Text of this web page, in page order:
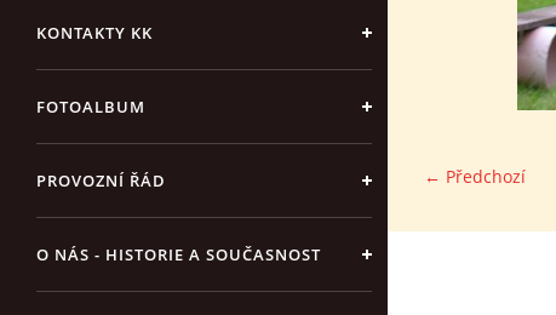
KONTAKTY KK
FOTOALBUM
PROVOZNÍ ŘÁD
O NÁS - HISTORIE A SOUČASNOST
← Předchozí